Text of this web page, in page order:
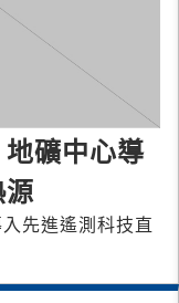
礦中心導
源
先進遙測科技直